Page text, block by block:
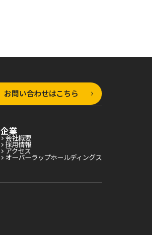
お問い合わせはこちら
企業
会社概要
採用情報
アクセス
オーバーラップホールディングス